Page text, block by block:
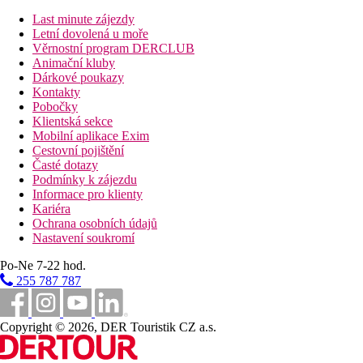
parkoviště (zdarma, v závoslosti na dostupnosti)
Popis pláže
písečná s pozvolným vstupem
přímo u hotelu
lehátka a slunečníky zdarma
Strava
Snídaně
formou bufetu
Sportovní aktivity zdarma
stolní tenis
Zvláštnosti
n/a
Zdarma: v budově hotelu
Web
Aegean Sun
Oficiální kategorie
3 hvězdičky
Last minute zájezdy
Letní dovolená u moře
Věrnostní program DERCLUB
Animační kluby
Dárkové poukazy
Kontakty
Pobočky
Klientská sekce
Mobilní aplikace Exim
Cestovní pojištění
Časté dotazy
Podmínky k zájezdu
Informace pro klienty
Kariéra
Ochrana osobních údajů
Nastavení soukromí
Po-Ne 7-22 hod.
255 787 787
Copyright © 2026, DER Touristik CZ a.s.